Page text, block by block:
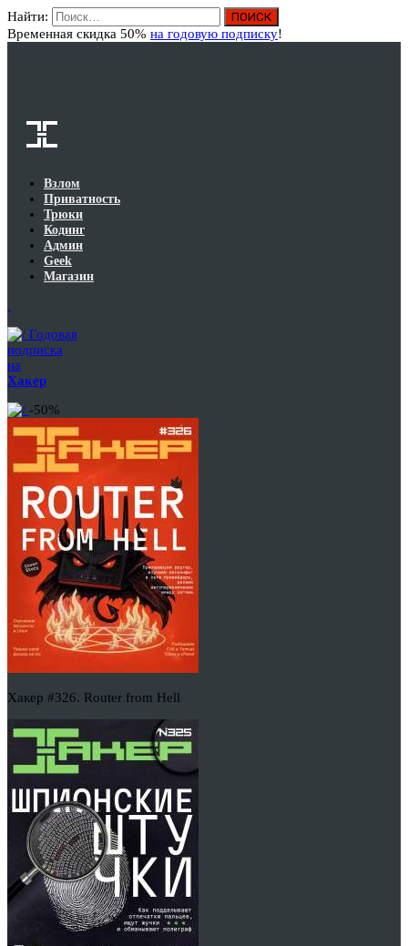
Найти:
Временная скидка 50% на годовую подписку!
Взлом
Приватность
Трюки
Кодинг
Админ
Geek
Магазин
Годовая
подписка
на
Хакер
-50%
Хакер #326. Router from Hell